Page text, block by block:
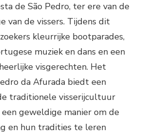
de São Pedro, ter ere van de
van de vissers. Tijdens dit
kleurrijke bootparades,
muziek en dans en een
visgerechten. Het
da Afurada biedt een
traditionele visserijcultuur
geweldige manier om de
en hun tradities te leren